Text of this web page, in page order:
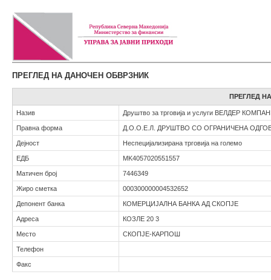
ПРЕГЛЕД НА ДАНОЧЕН ОБВРЗНИК
ПРЕГЛЕД
Назив Друштво за трговија и услуги ВЕЛДЕР
Правна форма Д.О.О.Е.Л. ДРУШТВО СО ОГРАНИЧЕНА
Дејност Неспецијализирана трговија на големо
ЕДБ MK4057020551557
Матичен број 7446349
Жиро сметка 000300000004532652
Депонент банка КОМЕРЦИЈАЛНА БАНКА АД СКОПЈЕ
Адреса КОЗЛЕ 20 3
Место СКОПЈЕ-КАРПОШ
Телефон
Факс